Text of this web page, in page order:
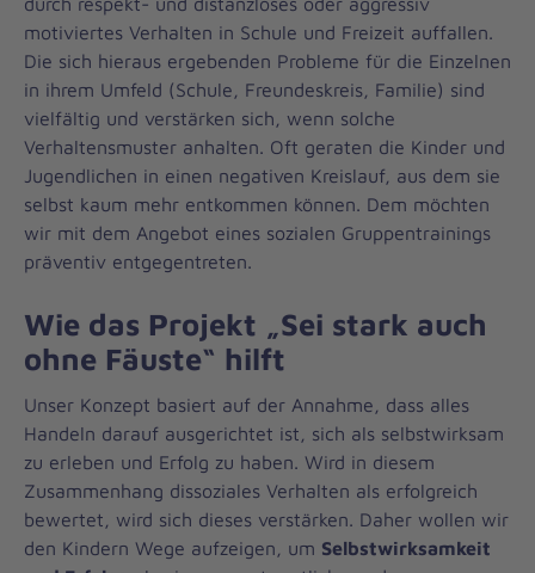
motiviertes Verhalten in Schule und Freizeit auffallen.
Die sich hieraus ergebenden Probleme für die Einzelnen
in ihrem Umfeld (Schule, Freundeskreis, Familie) sind
vielfältig und verstärken sich, wenn solche
Verhaltensmuster anhalten. Oft geraten die Kinder und
Jugendlichen in einen negativen Kreislauf, aus dem sie
selbst kaum mehr entkommen können. Dem möchten
wir mit dem Angebot eines sozialen Gruppentrainings
präventiv entgegentreten.
Wie das Projekt „Sei stark auch
ohne Fäuste“ hilft
Unser Konzept basiert auf der Annahme, dass alles
Handeln darauf ausgerichtet ist, sich als selbstwirksam
zu erleben und Erfolg zu haben. Wird in diesem
Zusammenhang dissoziales Verhalten als erfolgreich
bewertet, wird sich dieses verstärken. Daher wollen wir
den Kindern Wege aufzeigen, um Selbstwirksamkeit